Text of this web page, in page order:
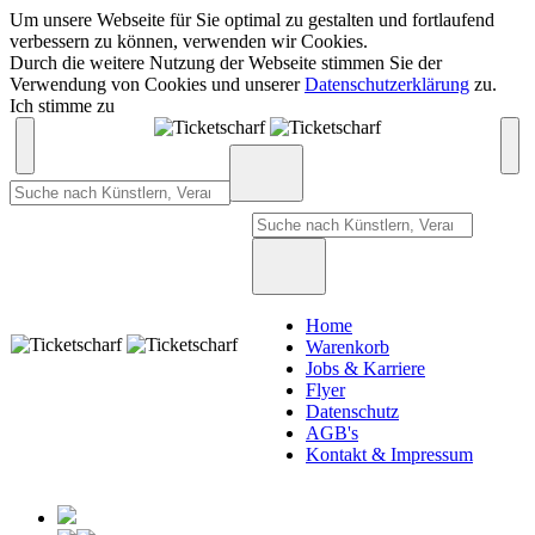
Um unsere Webseite für Sie optimal zu gestalten und fortlaufend
verbessern zu können, verwenden wir Cookies.
Durch die weitere Nutzung der Webseite stimmen Sie der
Verwendung von Cookies und unsererDatenschutzerklärung zu.
Ich stimme zu
Home
Warenkorb
Jobs & Karriere
Flyer
Datenschutz
AGB's
Kontakt & Impressum